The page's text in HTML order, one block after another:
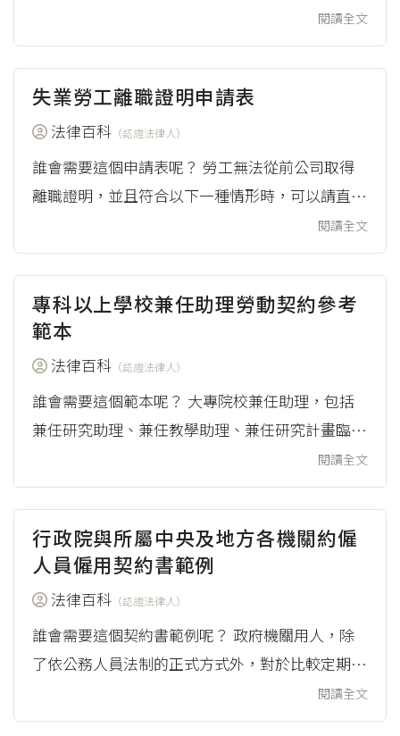
或負責人的代理人，會需要這個申請書，且應該在
6天前申請。 這裡所說的「集會」，是在公共場所
或公眾可以出入場所舉行的會議、演說或其他聚眾
活動。 這裡所說的「遊行」，是在市街、道路、
巷弄或其他公共場所或公眾可以出入場所的集體行
進。 其他要附上的文件 負責人有代理人的話，應
一併附上代理人的同意書[4...
閱讀全文
失業勞工離職證明申請表
法律百科 （認證法律人）
誰會需要這個申請表呢？ 勞工無法從前公司取得
離職證明，並且符合以下一種情形時，可以請直轄
市、縣（市）主管機關，申請核發離職證明： 申
請人與原雇主間因為離職事由發生勞資爭議，進入
調解程序中。 關廠、歇業或雇主行蹤不明，經地
方主管機關查明屬實。 雇主資遣員工時，已經依
就業服務法第33條規定，列冊向當地主管機關通
報。 其他經地方主管機關事實查證確定（例如：
法院在判決中認為屬於非自願離職）。 此時勞...
閱讀全文
專科以上學校兼任助理勞動契約參考
範本
法律百科 （認證法律人）
誰會需要這個範本呢？ 大專院校兼任助理，包括
兼任研究助理、兼任教學助理、兼任研究計畫臨時
工及其他不限名稱之學生兼任助理，與學校間存有
提供勞務獲取報酬之工作事實，且具從屬關係，想
要與學校確認雙方的權利義務、簽訂契約時，可以
參考這個範本。 範本的來源 專科以上學校兼任助
理勞動契約參考範本，來自勞動部（2017），《兼
任助理勞動權益》，下載PDF檔(.pdf)請點我。 註
腳 專科以上學校獎助生...
閱讀全文
行政院與所屬中央及地方各機關約僱
人員僱用契約書範例
法律百科 （認證法律人）
誰會需要這個契約書範例呢？ 政府機關用人，除
了依公務人員法制的正式方式外，對於比較定期的
任務，大致有三種方法：第一是約聘，第二是約
僱，再來是約用（或稱為專案）。 當屬於「約
閱讀全文